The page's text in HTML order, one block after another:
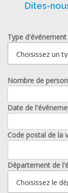
Dites-
Type d'événement
Nombre de
Date de
Code postal de la
Département de